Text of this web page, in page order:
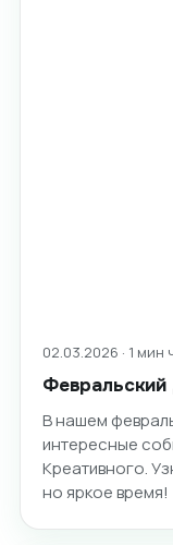
02.03.2026 · 1 мин
В нашем
интересные
Креативного.
но яркое время!